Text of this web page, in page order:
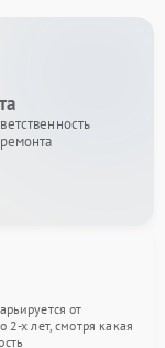
от
2-х лет, смотря какая